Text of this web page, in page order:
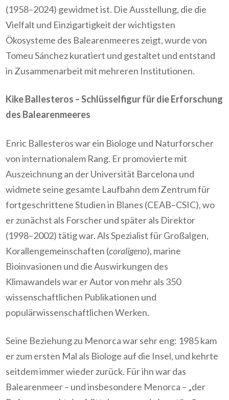
(1958–2024) gewidmet ist. Die Ausstellung, die die
Vielfalt und Einzigartigkeit der wichtigsten
Ökosysteme des Balearenmeeres zeigt, wurde von
Tomeu Sánchez kuratiert und gestaltet und entstand
in Zusammenarbeit mit mehreren Institutionen.
Kike Ballesteros – Schlüsselfigur für die Erforschung
des Balearenmeeres
Enric Ballesteros war ein Biologe und Naturforscher
von internationalem Rang. Er promovierte mit
Auszeichnung an der Universität Barcelona und
widmete seine gesamte Laufbahn dem Zentrum für
fortgeschrittene Studien in Blanes (CEAB–CSIC), wo
er zunächst als Forscher und später als Direktor
(1998–2002) tätig war. Als Spezialist für Großalgen,
Korallengemeinschaften (coralígeno), marine
Bioinvasionen und die Auswirkungen des
Klimawandels war er Autor von mehr als 350
wissenschaftlichen Publikationen und
populärwissenschaftlichen Werken.
Seine Beziehung zu Menorca war sehr eng: 1985 kam
er zum ersten Mal als Biologe auf die Insel, und kehrte
seitdem immer wieder zurück. Für ihn war das
Balearenmeer – und insbesondere Menorca – „der